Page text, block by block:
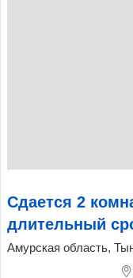
Сдается 2
длительный
Амурская область,